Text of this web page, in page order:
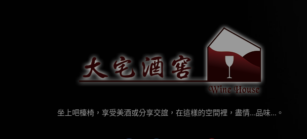
坐上吧檯椅，享受美酒或分享交誼，在這樣的空間裡，盡情…品味…。